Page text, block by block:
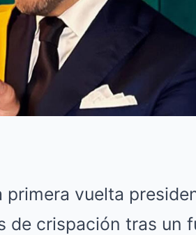
vuelta
de crispación tras un